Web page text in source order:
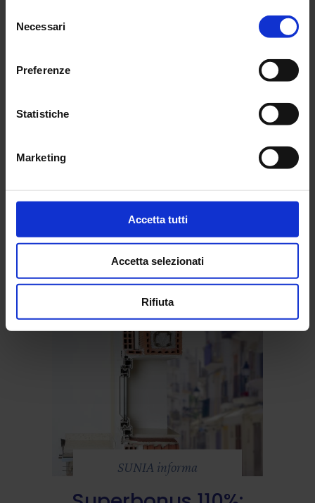
delNecessari
Preferenze
Statistiche
Marketing
Accetta tutti
Accetta selezionati
Rifiuta
dai rischi del
“Superbonus 110%”
20 Ottobre 2021
SUNIA informa